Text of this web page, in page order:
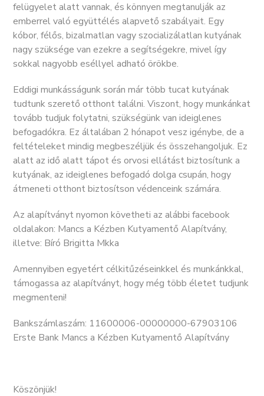
felügyelet alatt vannak, és könnyen megtanulják az
emberrel való együttélés alapvető szabályait. Egy
kóbor, félős, bizalmatlan vagy szocializálatlan kutyának
nagy szüksége van ezekre a segítségekre, mivel így
sokkal nagyobb eséllyel adható örökbe.
Eddigi munkásságunk során már több tucat kutyának
tudtunk szerető otthont találni. Viszont, hogy munkánkat
tovább tudjuk folytatni, szükségünk van ideiglenes
befogadókra. Ez általában 2 hónapot vesz igénybe, de a
feltételeket mindig megbeszéljük és összehangoljuk. Ez
alatt az idő alatt tápot és orvosi ellátást biztosítunk a
kutyának, az ideiglenes befogadó dolga csupán, hogy
átmeneti otthont biztosítson védenceink számára.
Az alapítványt nyomon követheti az alábbi facebook
oldalakon: Mancs a Kézben Kutyamentő Alapítvány,
illetve: Bíró Brigitta Mkka
Amennyiben egyetért célkitűzéseinkkel és munkánkkal,
támogassa az alapítványt, hogy még több életet tudjunk
megmenteni!
Bankszámlaszám: 11600006-00000000-67903106
Erste Bank Mancs a Kézben Kutyamentő Alapítvány
Köszönjük!